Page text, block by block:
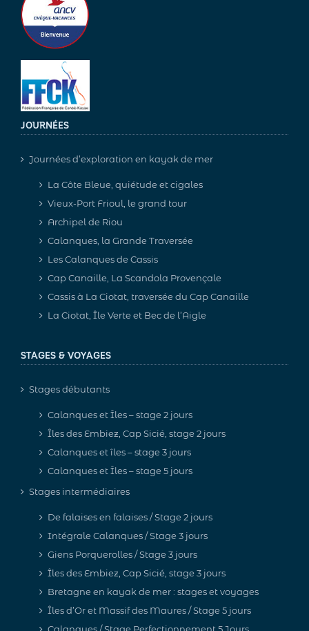
JOURNÉES
Journées d’exploration en kayak de mer
La Côte Bleue, quiétude et cigales
Vieux-Port Frioul, le grand tour
Archipel de Riou
Calanques, la Grande Traversée
Les Calanques de Cassis
Cap Canaille, La Scandola Provençale
Cassis à La Ciotat, traversée du Cap Canaille
La Ciotat, Île Verte et Bec de l’Aigle
STAGES & VOYAGES
Stages débutants
Calanques et Îles – stage 2 jours
Îles des Embiez, Cap Sicié, stage 2 jours
Calanques et îles – stage 3 jours
Calanques et Îles – stage 5 jours
Stages intermédiaires
De falaises en falaises / Stage 2 jours
Intégrale Calanques / Stage 3 jours
Giens Porquerolles / Stage 3 jours
Îles des Embiez, Cap Sicié, stage 3 jours
Bretagne en kayak de mer : stages et voyages
Îles d’Or et Massif des Maures / Stage 5 jours